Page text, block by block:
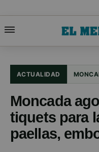
ACTUALIDAD
Moncada
tiquets para
paellas,